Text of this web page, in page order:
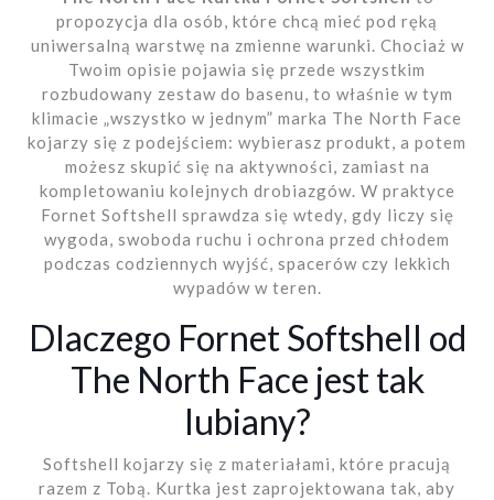
propozycja dla osób, które chcą mieć pod ręką
uniwersalną warstwę na zmienne warunki. Chociaż w
Twoim opisie pojawia się przede wszystkim
rozbudowany zestaw do basenu, to właśnie w tym
klimacie „wszystko w jednym” marka The North Face
kojarzy się z podejściem: wybierasz produkt, a potem
możesz skupić się na aktywności, zamiast na
kompletowaniu kolejnych drobiazgów. W praktyce
Fornet Softshell sprawdza się wtedy, gdy liczy się
wygoda, swoboda ruchu i ochrona przed chłodem
podczas codziennych wyjść, spacerów czy lekkich
wypadów w teren.
Dlaczego Fornet Softshell od
The North Face jest tak
lubiany?
Softshell kojarzy się z materiałami, które pracują
razem z Tobą. Kurtka jest zaprojektowana tak, aby